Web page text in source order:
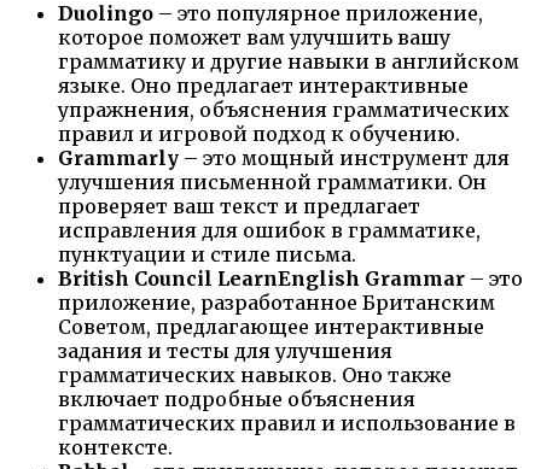
Duolingo – это популярное приложение,
которое поможет вам улучшить вашу
грамматику и другие навыки в английском
языке. Оно предлагает интерактивные
упражнения, объяснения грамматических
правил и игровой подход к обучению.
Grammarly – это мощный инструмент для
улучшения письменной грамматики. Он
проверяет ваш текст и предлагает
исправления для ошибок в грамматике,
пунктуации и стиле письма.
British Council LearnEnglish Grammar – это
приложение, разработанное Британским
Советом, предлагающее интерактивные
задания и тесты для улучшения
грамматических навыков. Оно также
включает подробные объяснения
грамматических правил и использование в
контексте.